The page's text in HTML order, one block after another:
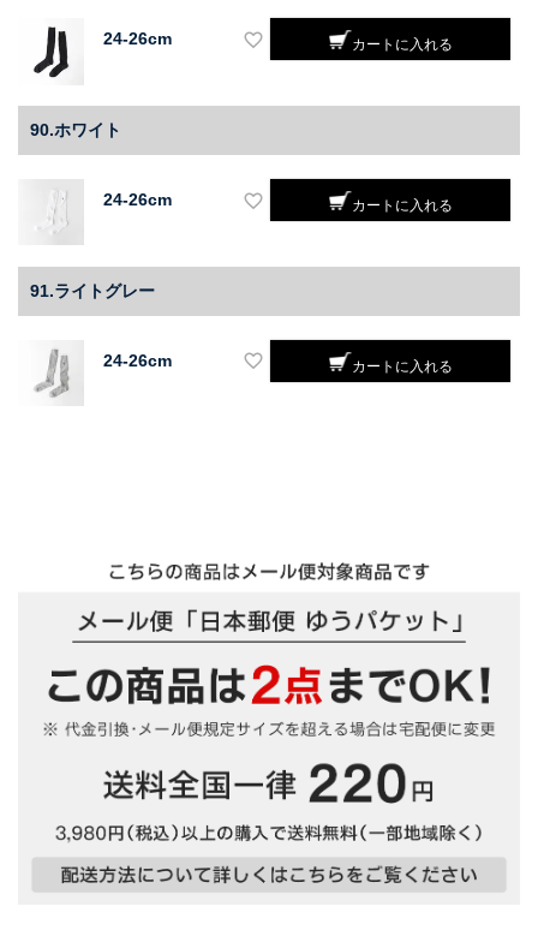
24-26cm カートに入れる
90.ホワイト
24-26cm カートに入れる
91.ライトグレー
24-26cm カートに入れる